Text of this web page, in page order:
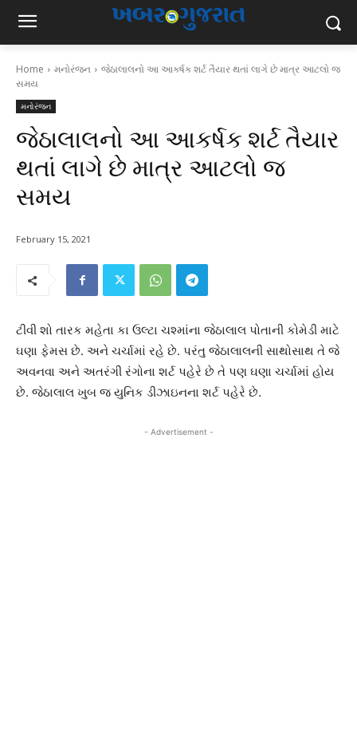
Home મનોરંજન
જેઠાલાલનો આ આકર્ષક શર્ટ તૈયાર થતાં લાગે છે માત્ર આટલો જ
સમય
મનોરંજન
જેઠાલાલનો આ આકર્ષક શર્ટ તૈયાર
થતાં લાગે છે માત્ર આટલો જ
સમય
February 15, 2021
ટીવી શો તારક મહેતા કા ઉલ્ટા ચશ્માંના જેઠાલાલ પોતાની કોમેડી માટે
ઘણા ફેમસ છે. અને ચર્ચામાં રહે છે. પરંતુ જેઠાલાલની સાથોસાથ તે જે
અવનવા અને અતરંગી રંગોના શર્ટ પહેરે છે તે પણ ઘણા ચર્ચામાં હોય
છે. જેઠાલાલ ખુબ જ યુનિક ડીઝાઇનના શર્ટ પહેરે છે.
- Advertisement -